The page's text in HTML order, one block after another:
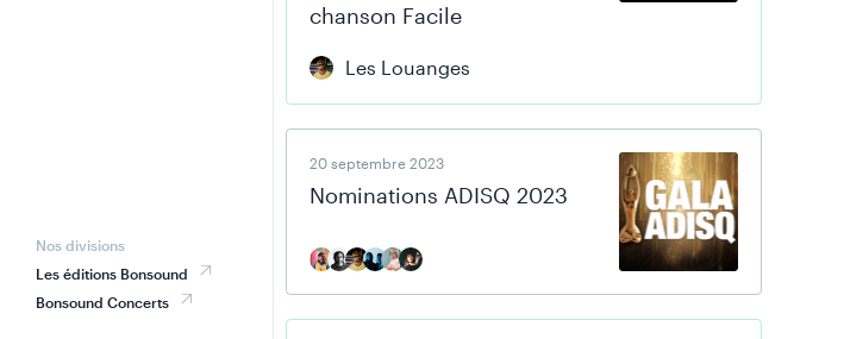
Nos divisions
Les éditions Bonsound
Bonsound Concerts
chanson Facile
Les Louanges
20 septembre 2023
Nominations ADISQ 2023